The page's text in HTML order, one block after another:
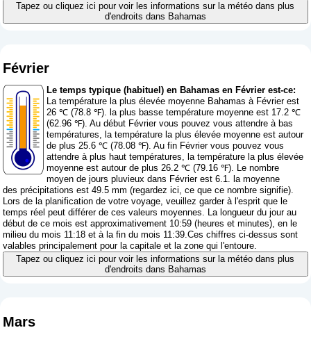
Tapez ou cliquez ici pour voir les informations sur la météo dans plus
d'endroits dans Bahamas
Février
Le temps typique (habituel) en Bahamas en Février est-ce:
La température la plus élevée moyenne Bahamas à Février est
26 ℃ (78.8 ℉). la plus basse température moyenne est 17.2 ℃
(62.96 ℉). Au début Février vous pouvez vous attendre à bas
températures, la température la plus élevée moyenne est autour
de plus 25.6 ℃ (78.08 ℉). Au fin Février vous pouvez vous
attendre à plus haut températures, la température la plus élevée
moyenne est autour de plus 26.2 ℃ (79.16 ℉). Le nombre
moyen de jours pluvieux dans Février est 6.1. la moyenne
des précipitations est 49.5 mm (regardez ici, ce que ce nombre signifie).
Lors de la planification de votre voyage, veuillez garder à l'esprit que le
temps réel peut différer de ces valeurs moyennes. La longueur du jour au
début de ce mois est approximativement 10:59 (heures et minutes), en le
milieu du mois 11:18 et à la fin du mois 11:39.Ces chiffres ci-dessus sont
valables principalement pour la capitale et la zone qui l'entoure.
Tapez ou cliquez ici pour voir les informations sur la météo dans plus
d'endroits dans Bahamas
Mars